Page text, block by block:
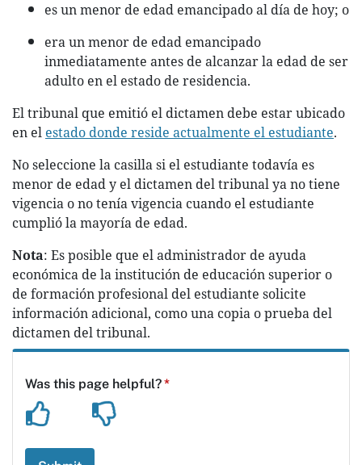
es un menor de edad emancipado al día de hoy; o
era un menor de edad emancipado
inmediatamente antes de alcanzar la edad de ser
adulto en el estado de residencia.
El tribunal que emitió el dictamen debe estar ubicado
en el estado donde reside actualmente el estudiante.
No seleccione la casilla si el estudiante todavía es
menor de edad y el dictamen del tribunal ya no tiene
vigencia o no tenía vigencia cuando el estudiante
cumplió la mayoría de edad.
Nota: Es posible que el administrador de ayuda
económica de la institución de educación superior o
de formación profesional del estudiante solicite
información adicional, como una copia o prueba del
dictamen del tribunal.